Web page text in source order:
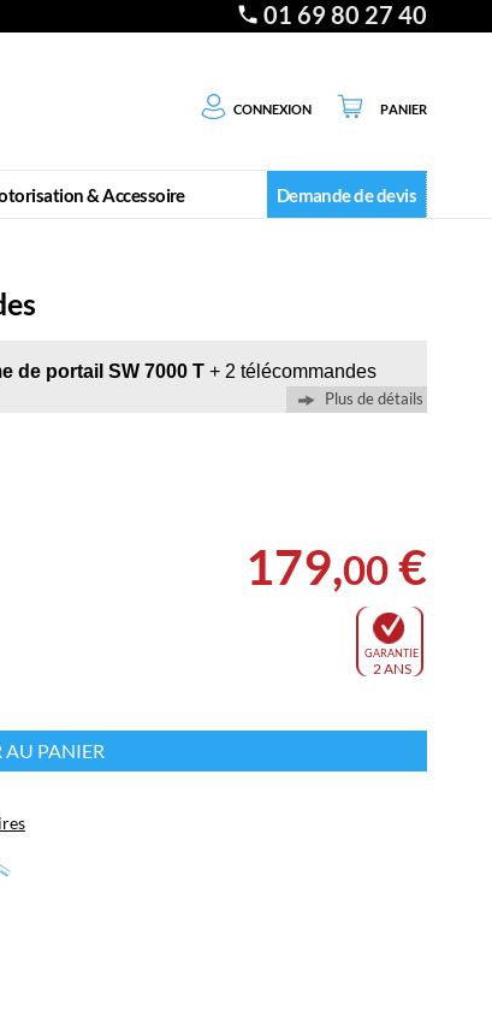
01 69 80 27 40
Connexion Panier
& Accessoire Demande de devis
de portail SW 7000 T + 2 télécommandes
Plus de détails
179,00 €
GARANTIE
2 ANS
AU PANIER